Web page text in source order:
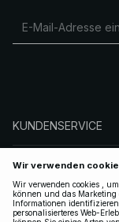
KUNDENSERVICE
ÜBER NA-KD
FOLGEN SIE UNS